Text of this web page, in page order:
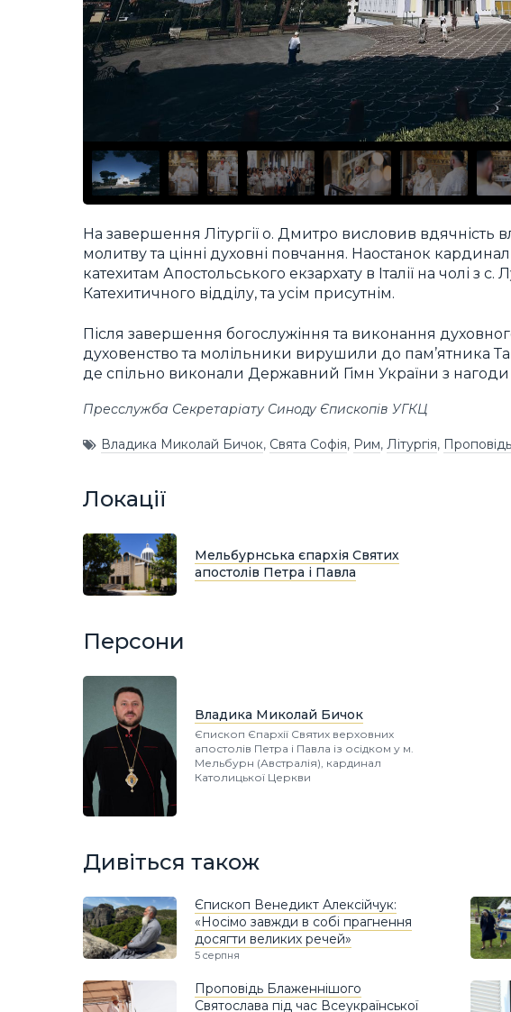
На завершення Літургії о. Дмитро висловив вдячність
молитву та цінні духовні повчання. Наостанок
катехитам Апостольського екзархату в Італії на чолі
Катехитичного відділу, та усім присутнім.
Після завершення богослужіння та виконання
духовенство та молільники вирушили до пам’ятника
де спільно виконали Державний Гімн України з нагоди
Пресслужба Секретаріату Синоду Єпископів УГКЦ
Владика Миколай Бичок, Свята Софія, Рим, Літургія, Проповідь
Локації
Мельбурнська єпархія Святих
апостолів Петра і Павла
Персони
Владика Миколай Бичок
Єпископ Єпархії Святих верховних
апостолів Петра і Павла із осідком у м.
Мельбурн (Австралія), кардинал
Католицької Церкви
Дивіться також
Єпископ Венедикт Алексійчук:
«Носімо завжди в собі прагнення
досягти великих речей»
5 серпня
Проповідь Блаженнішого
Святослава під час Всеукраїнської